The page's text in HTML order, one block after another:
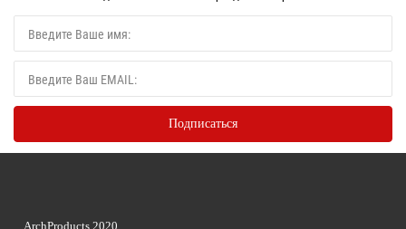
ArchProducts 2020